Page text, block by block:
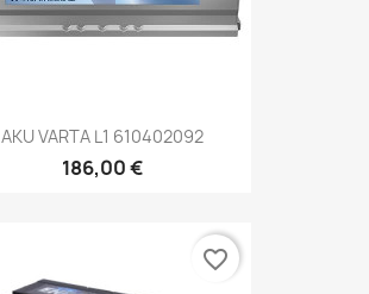
AKU VARTA L1 610402092
186,00 €
favorite_border